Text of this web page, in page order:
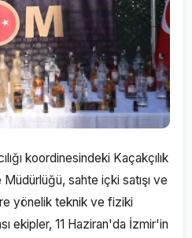
koordinesindeki Kaçakçılık
sahte içki satışı ve
yönelik teknik ve fiziki
ekipler, 11 Haziran'da İzmir'in